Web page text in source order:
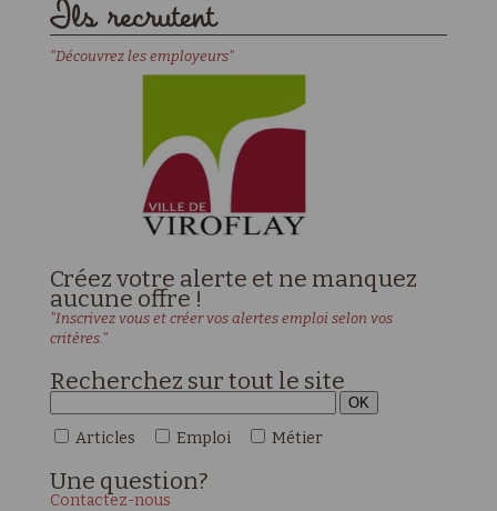
Ils recrutent
"Découvrez les employeurs"
Créez votre alerte et ne manquez
aucune offre !
"Inscrivez vous et créer vos alertes emploi selon vos
critères."
Recherchez sur tout le site
Articles Emploi Métier
Une question?
Contactez-nous